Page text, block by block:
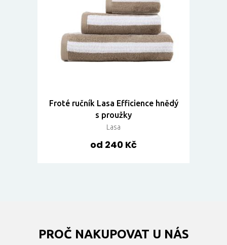
Froté ručník Lasa Efficience hnědý
s proužky
Lasa
od 240 Kč
PROČ NAKUPOVAT U NÁS